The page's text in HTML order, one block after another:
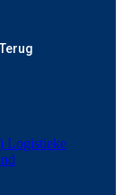
Terug
Logistieke